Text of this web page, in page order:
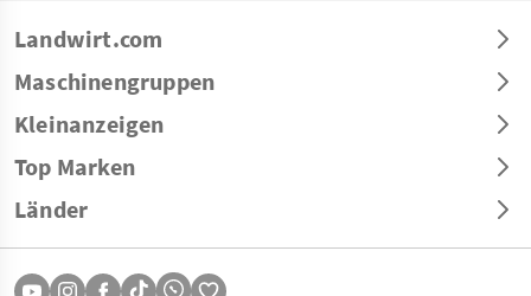
Landwirt.com
Maschinengruppen
Kleinanzeigen
Top Marken
Länder